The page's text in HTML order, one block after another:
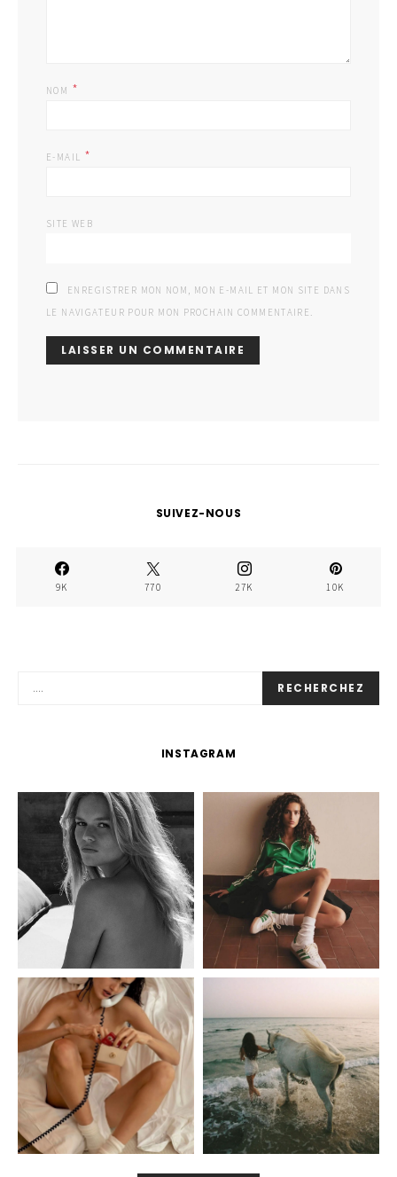
NOM *
E-MAIL *
SITE WEB
ENREGISTRER MON NOM, MON E-MAIL ET MON SITE DANS
LE NAVIGATEUR POUR MON PROCHAIN COMMENTAIRE.
SUIVEZ-NOUS
9K 770 27K 10K
RECHERCHEZ
INSTAGRAM